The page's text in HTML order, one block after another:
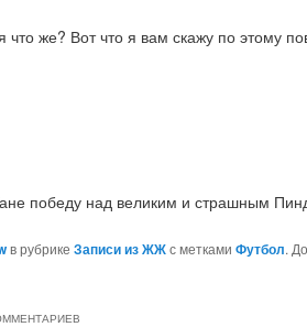
же? Вот что я вам скажу по этому
победу над великим и страшным
в рубрике Записи из ЖЖс метками Футбол.